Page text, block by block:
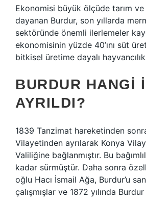
Ekonomisi büyük ölçüde tarım ve
dayanan Burdur, son yıllarda
sektöründe önemli ilerlemeler
ekonomisinin yüzde 40’ını süt
bitkisel üretime dayalı
BURDUR HANGI
AYRILDI?
1839 Tanzimat hareketinden
Vilayetinden ayrılarak Konya
Valiliğine bağlanmıştır. Bu
kadar sürmüştür. Daha sonra
oğlu Hacı İsmail Ağa, Burdur’u
çalışmışlar ve 1872 yılında